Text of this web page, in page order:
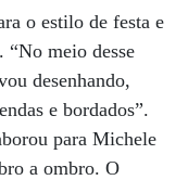
o estilo de festa e
“No meio desse
desenhando,
e bordados”.
para Michele
a ombro. O